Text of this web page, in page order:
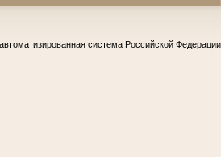
система Российской